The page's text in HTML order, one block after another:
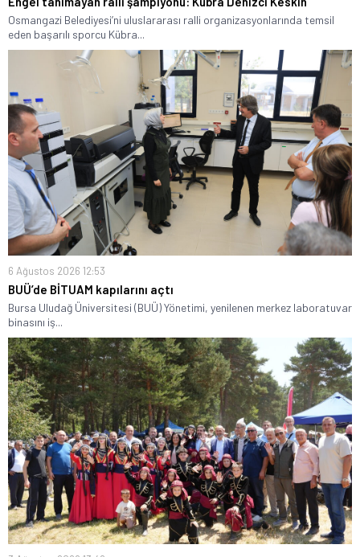
Osmangazi Belediyesi’ni uluslararası ralli organizasyonlarında temsil
eden başarılı sporcu Kübra...
6 Ağustos 2026 12:53
BUÜ’de BİTUAM kapılarını açtı
Bursa Uludağ Üniversitesi (BUÜ) Yönetimi, yenilenen merkez laboratuvar
binasını iş...